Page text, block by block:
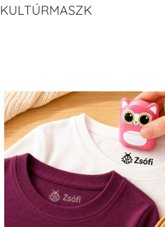
KULTÚRMASZK